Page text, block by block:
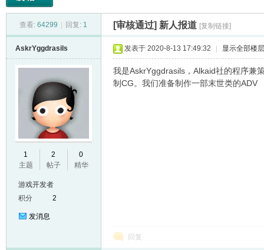
› › ›
查看: 64299 回复: 1 [审核通过] 新人报道 [复制链接]
AskrYggdrasils
1
主题
2
帖子
0
精华
游戏开发者
积分
2
发消息
发表于 2020-8-13 17:49:32 显示全部楼层
我是AskrYggdrasils，Alkaid社的程序兼
制CG。我们准备制作一部末世类的ADV
回复